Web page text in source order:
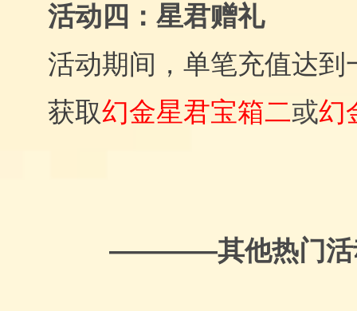
活动四：星君赠礼
活动期间，单笔充值达到
获取幻金星君宝箱二或幻
————其他热门